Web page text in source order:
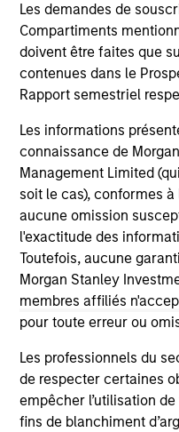
Les demandes de
Compartiments
doivent être faites que
contenues dans le
Rapport semestriel
Les informations
connaissance de
Management Limited
soit le cas), conformes
aucune omission
l'exactitude des
Toutefois, aucune
Morgan Stanley
membres affiliés
pour toute erreur ou
Les professionnels du
de respecter certaines
empêcher l’utilisation
fins de blanchiment
PRESS RELEASE
Morgan Stanley
Power Facility
Morgan Stanley
(MSIM), through
Morgan Stanley
its private
today announced it
agreement to sell its
TigerGenCo Red Oak
or the “Facility”) to
Strategic Value
07-JUL-2025